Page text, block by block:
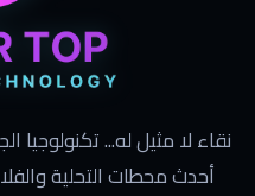
نقاء لا مثيل له... تكنولوجيا
أحدث محطات التحلية